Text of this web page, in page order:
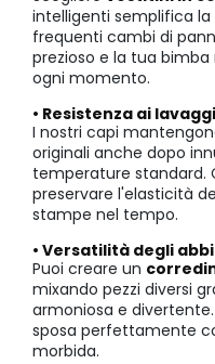
intelligenti semplifica
frequenti cambi di
prezioso e la tua
ogni momento.
• Resistenza ai
I nostri capi
originali anche dopo
temperature standard.
preservare l'elasticità
stampe nel tempo.
• Versatilità degli
Puoi creare un
mixando pezzi diversi
armoniosa e
sposa perfettamente
morbida.